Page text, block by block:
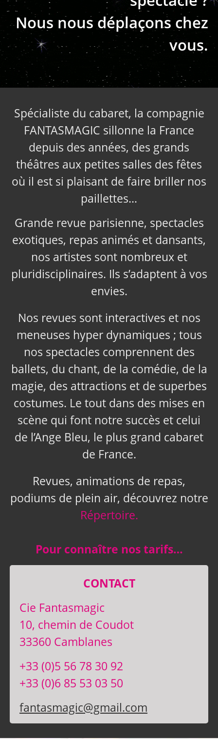
Nous nous déplaçons chez
vous.
Spécialiste du cabaret, la compagnie
FANTASMAGIC sillonne la France
depuis des années, des grands
théâtres aux petites salles des fêtes
où il est si plaisant de faire briller nos
paillettes…
Grande revue parisienne, spectacles
exotiques, repas animés et dansants,
nos artistes sont nombreux et
pluridisciplinaires. Ils s’adaptent à vos
envies.
Nos revues sont interactives et nos
meneuses hyper dynamiques ; tous
nos spectacles comprennent des
ballets, du chant, de la comédie, de la
magie, des attractions et de superbes
costumes. Le tout dans des mises en
scène qui font notre succès et celui
de l’Ange Bleu, le plus grand cabaret
de France.
Revues, animations de repas,
podiums de plein air, découvrez notre
Répertoire.
Pour connaître nos tarifs…
CONTACT
Cie Fantasmagic
10, chemin de Coudot
33360 Camblanes
+33 (0)5 56 78 30 92
+33 (0)6 85 53 03 50
fantasmagic@gmail.com